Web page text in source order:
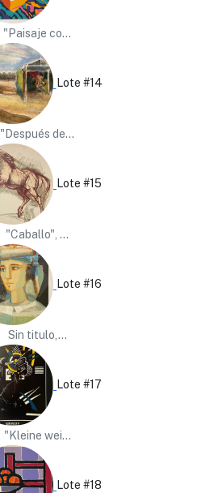
"Paisaje co...
Lote #14
"Después de...
Lote #15
"Caballo", ...
Lote #16
Sin titulo,...
Lote #17
"Kleine wei...
Lote #18